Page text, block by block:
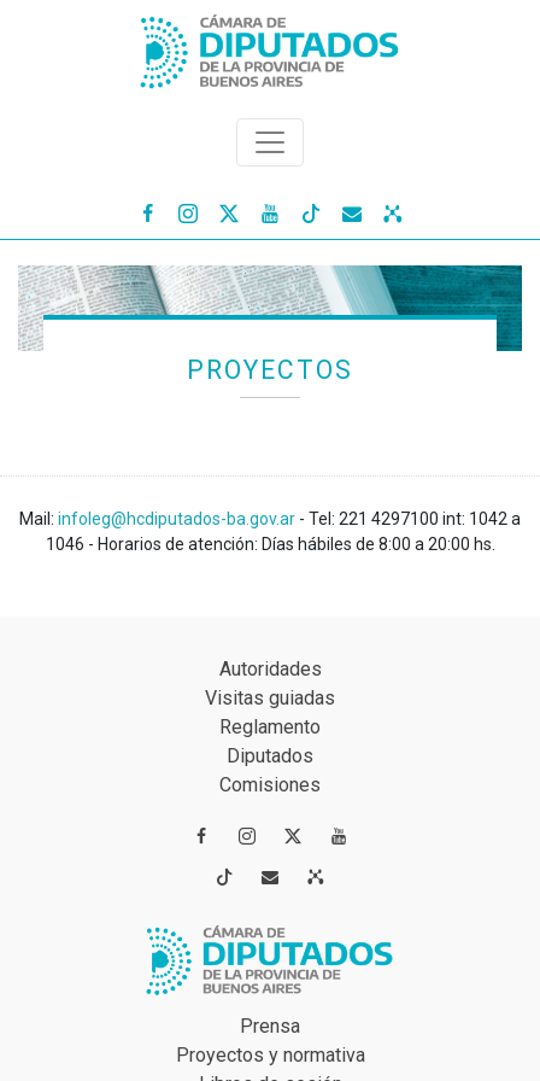
   
PROYECTOS
Mail: infoleg@hcdiputados-ba.gov.ar - Tel: 221 4297100 int: 1042 a
1046 - Horarios de atención: Días hábiles de 8:00 a 20:00 hs.
Autoridades
Visitas guiadas
Reglamento
Diputados
Comisiones
 
 
Prensa
Proyectos y normativa